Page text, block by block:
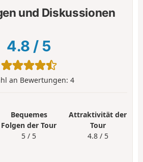
und Diskussionen
4.8 / 5
an Bewertungen: 4
Bequemes
Folgen der Tour
5 / 5
Attraktivität der
Tour
4.8 / 5